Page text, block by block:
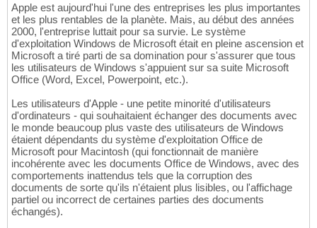
Apple est aujourd'hui l'une des entreprises les plus importantes
et les plus rentables de la planète. Mais, au début des années
2000, l'entreprise luttait pour sa survie. Le système
d'exploitation Windows de Microsoft était en pleine ascension et
Microsoft a tiré parti de sa domination pour s'assurer que tous
les utilisateurs de Windows s'appuient sur sa suite Microsoft
Office (Word, Excel, Powerpoint, etc.).
Les utilisateurs d'Apple - une petite minorité d'utilisateurs
d'ordinateurs - qui souhaitaient échanger des documents avec
le monde beaucoup plus vaste des utilisateurs de Windows
étaient dépendants du système d'exploitation Office de
Microsoft pour Macintosh (qui fonctionnait de manière
incohérente avec les documents Office de Windows, avec des
comportements inattendus tels que la corruption des
documents de sorte qu'ils n'étaient plus lisibles, ou l'affichage
partiel ou incorrect de certaines parties des documents
échangés).